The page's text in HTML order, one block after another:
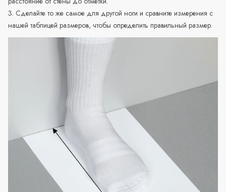
3. Сделайте то же самое для другой ноги и сравните измерения с
нашей таблицей размеров, чтобы определить правильный размер.